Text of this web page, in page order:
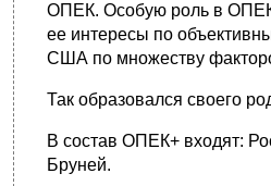
ОПЕК. Особую роль в
ее интересы по
США по множеству
Так образовался своего
В состав ОПЕК+ входят:
Бруней.